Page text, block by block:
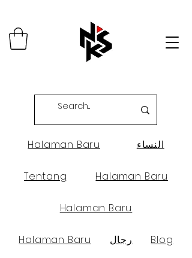
Halaman Baru النساء
Tentang Halaman Baru
Halaman Baru
Halaman Baru رجال Blog